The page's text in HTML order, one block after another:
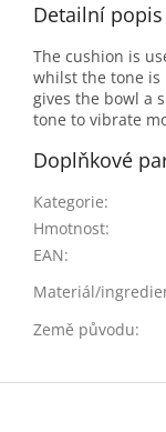
Detailní
The cushion is
whilst the tone is
gives the bowl a
tone to vibrate
Doplňkové
Kategorie:
Hmotnost:
EAN:
Materiál/
Země původu:
Z